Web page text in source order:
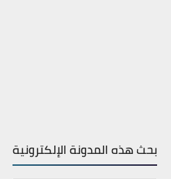
بحث هذه المدونة الإلكترونية